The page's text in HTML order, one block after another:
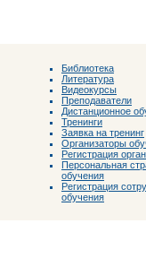
Библиотека
Литература
Видеокурсы
Преподаватели
Дистанционное
Тренинги
Заявка на тренинг
Организаторы
Регистрация
Персональная
обучения
Регистрация
обучения